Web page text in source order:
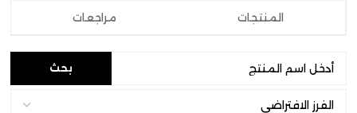
المنتجات مراجعات